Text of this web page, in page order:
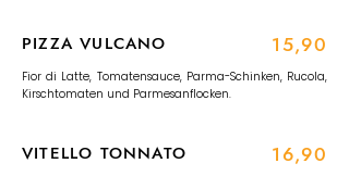
15,90
PIZZA VULCANO
Fior di Latte, Tomatensauce, Parma-Schinken, Rucola,
Kirschtomaten und Parmesanflocken.
VITELLO TONNATO 16,90